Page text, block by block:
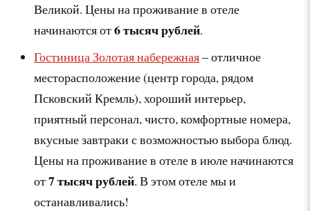
Великой. Цены на проживание в отеле
начинаются от6 тысяч рублей.
Гостиница Золотая набережная– отличное
месторасположение (центр города, рядом
Псковский Кремль), хороший интерьер,
приятный персонал, чисто, комфортные номера,
вкусные завтраки с возможностью выбора блюд.
Цены на проживание в отеле в июле начинаются
от7 тысяч рублей. В этом отеле мы и
останавливались!